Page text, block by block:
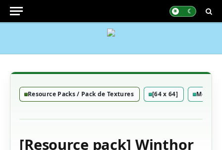
Resource Packs / Pack de Textures [64 x 64]
[Resource pack] Winthor